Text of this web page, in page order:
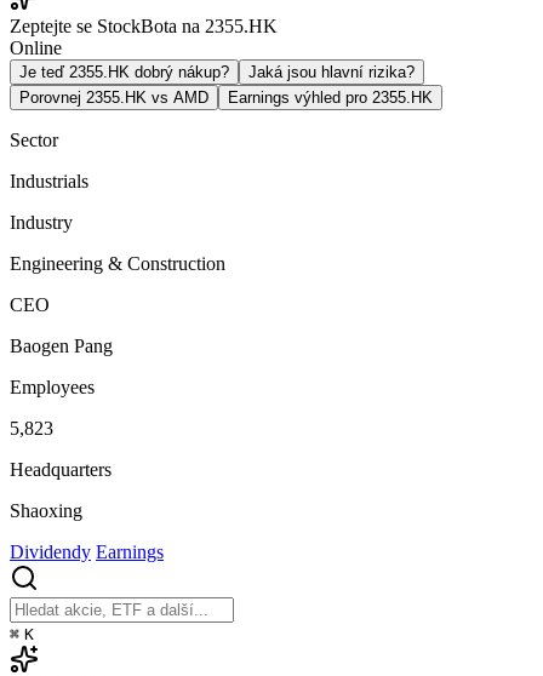
Zeptejte se StockBota na 2355.HK
Online
Je teď 2355.HK dobrý nákup?
Jaká jsou hlavní rizika?
Porovnej 2355.HK vs AMD
Earnings výhled pro 2355.HK
Sector
Industrials
Industry
Engineering & Construction
CEO
Baogen Pang
Employees
5,823
Headquarters
Shaoxing
Dividendy Earnings
⌘ K